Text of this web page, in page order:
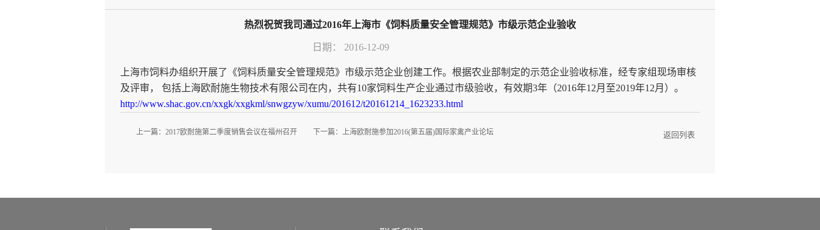
热烈祝贺我司通过2016年上海市《饲料质量安全管理规范》市级示范企业验收
日期： 2016-12-09
上海市饲料办组织开展了《饲料质量安全管理规范》市级示范企业创建工作。根据农业部制定的示范企业验收标准，经专家组现场审核
及评审， 包括上海欧耐施生物技术有限公司在内，共有10家饲料生产企业通过市级验收，有效期3年（2016年12月至2019年12月）。
http://www.shac.gov.cn/xxgk/xxgkml/snwgzyw/xumu/201612/t20161214_1623233.html
返回列表
上一篇： 2017欧耐施第二季度销售会议在福州召开 下一篇： 上海欧耐施参加2016(第五届)国际家禽产业论坛